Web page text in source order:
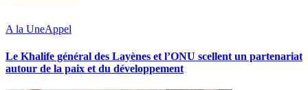
A la UneAppel
Le Khalife général des Layènes et l’ONU scellent un partenariat
autour de la paix et du développement